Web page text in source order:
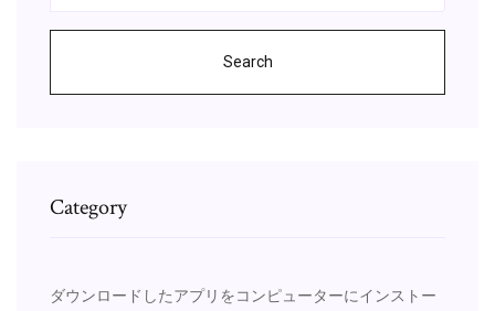
Search
Category
ダウンロードしたアプリをコンピューターにインストー